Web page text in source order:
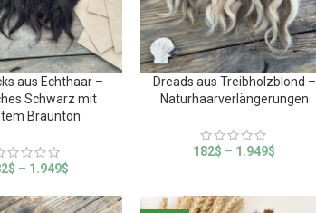
aus Echthaar –
Schwarz mit
Braunton
$ – 1.949$
Dreads aus Treibholzblond –
Naturhaarverlängerungen
182$ – 1.949$